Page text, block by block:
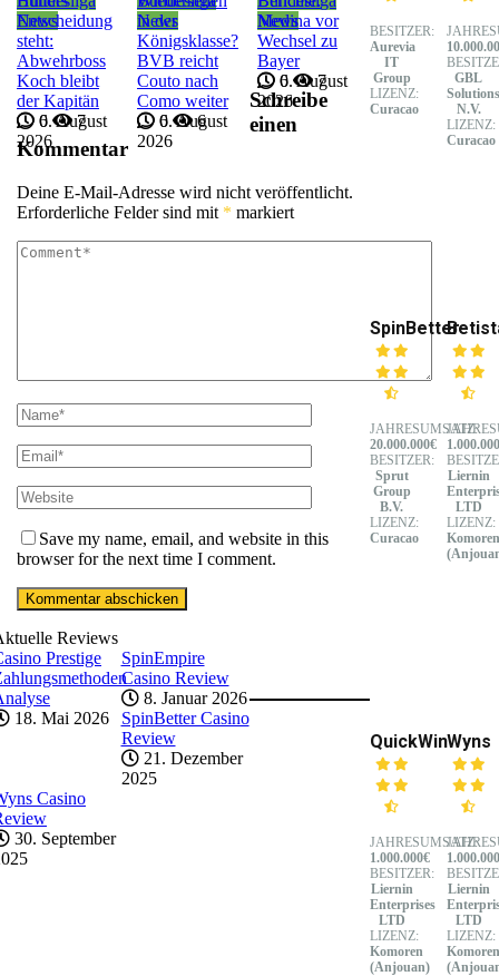
News
Entscheidung
steht:
Abwehrboss
Koch bleibt
der Kapitän
6. August
2026
0 7
News
in der
Königsklasse?
BVB reicht
Couto nach
Como weiter
6. August
2026
0 6
News
Medina vor
Wechsel zu
Bayer
6. August
2026
0 7
Schreibe
einen
Kommentar
Deine E-Mail-Adresse wird nicht veröffentlicht.
Erforderliche Felder sind mit * markiert
Save my name, email, and website in this
browser for the next time I comment.
BESITZER:
Aurevia
IT
Group
LIZENZ:
Curacao
GBL
Solutions
N.V.
LIZENZ:
Curacao
SpinBetter
JAHRESUMSATZ:
20.000.000€
BESITZER:
Sprut
Group
B.V.
LIZENZ:
Curacao
Liernin
LTD
LIZENZ:
Komoren
QuickWin
JAHRESUMSATZ:
1.000.000€
BESITZER:
Liernin
Enterprises
LTD
LIZENZ:
Komoren
(Anjouan)
Wyns
Liernin
LTD
LIZENZ:
Komoren
Reviews
Prestige
18. Mai 2026
SpinEmpire
Casino Review
8. Januar 2026
SpinBetter Casino
Review
21. Dezember
2025
Casino
30. September